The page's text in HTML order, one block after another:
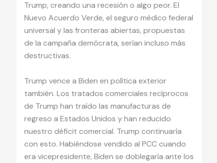
Trump, creando una recesión o algo peor. El
Nuevo Acuerdo Verde, el seguro médico federal
universal y las fronteras abiertas, propuestas
de la campaña demócrata, serían incluso más
destructivas.
Trump vence a Biden en política exterior
también. Los tratados comerciales recíprocos
de Trump han traído las manufacturas de
regreso a Estados Unidos y han reducido
nuestro déficit comercial. Trump continuaría
con esto. Habiéndose vendido al PCC cuando
era vicepresidente, Biden se doblegaría ante los